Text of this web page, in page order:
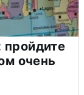
очень